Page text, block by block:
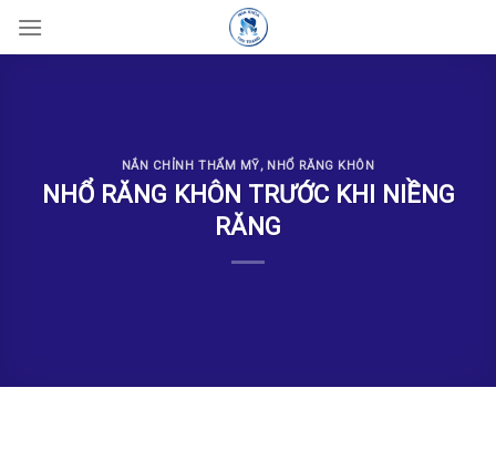
NẮN CHỈNH THẨM MỸ, NHỔ RĂNG KHÔN
NHỔ RĂNG KHÔN TRƯỚC KHI NIỀNG
RĂNG